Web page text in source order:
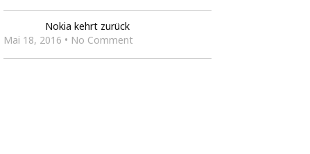
Nokia kehrt zurück
Mai 18, 2016 • No Comment